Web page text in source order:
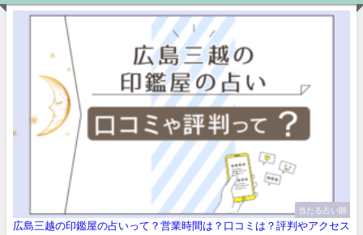
当たる占い師
広島三越の印鑑屋の占いって？営業時間は？口コミは？評判やアクセス